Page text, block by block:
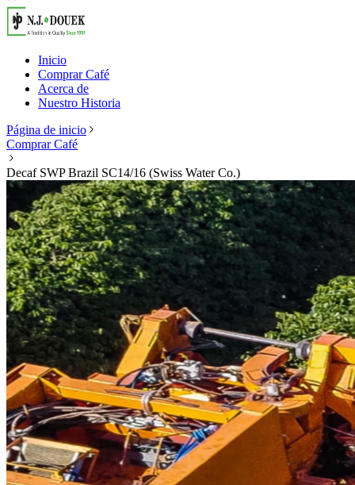
Inicio
Comprar Café
Acerca de
Nuestro Historia
Página de inicio
Comprar Café
Decaf SWP Brazil SC14/16 (Swiss Water Co.)